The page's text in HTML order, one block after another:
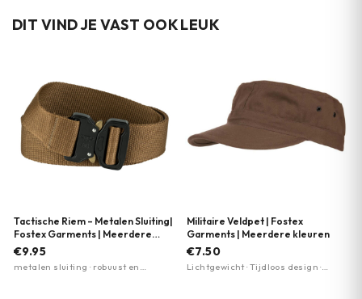
DIT VIND JE VAST OOK LEUK
Tactische Riem – Metalen Sluiting|
Fostex Garments | Meerdere
kleuren
€9.95
metalen sluiting · robuust en
Militaire Veldpet | Fostex
Garments | Meerdere kleuren
€7.50
Lichtgewicht · Tijdloos design ·